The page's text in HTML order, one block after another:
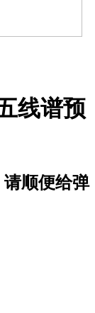
线谱预
顺便给弹